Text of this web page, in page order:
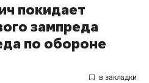
покидает
зампреда
по обороне